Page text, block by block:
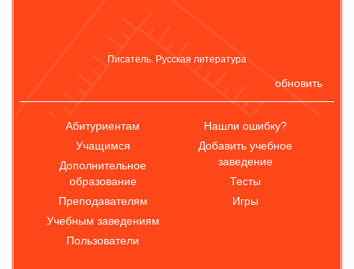
Писатель. Русская литература
обновить
Абитуриентам
Учащимся
Дополнительное
образование
Преподавателям
Учебным заведениям
Пользователи
Нашли ошибку?
Добавить учебное
заведение
Тесты
Игры